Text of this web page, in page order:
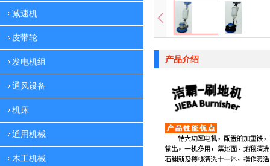
减速机
皮带轮
发电机组
通风设备
机床
通用机械
木工机械
产品介绍